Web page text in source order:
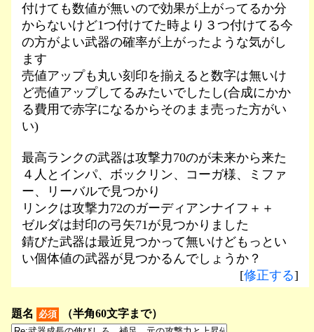
付けても数値が無いので効果が上がってるか分
からないけど1つ付けてた時より３つ付けてる今
の方がよい武器の確率が上がったような気がし
ます
売値アップも丸い刻印を揃えると数字は無いけ
ど売値アップしてるみたいでしたし(合成にかか
る費用で赤字になるからそのまま売った方がい
い)
最高ランクの武器は攻撃力70のが未来から来た
４人とインパ、ボックリン、コーガ様、ミファ
ー、リーバルで見つかり
リンクは攻撃力72のガーディアンナイフ＋＋
ゼルダは封印の弓矢71が見つかりました
錆びた武器は最近見つかって無いけどもっとい
い個体値の武器が見つかるんでしょうか？
[修正する]
題名 必須 （半角60文字まで）